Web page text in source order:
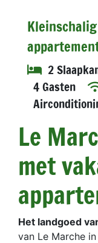
2
4 Gasten
Le
met
Het landgoed
van Le Marche